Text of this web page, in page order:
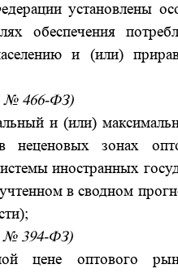
установлены
обеспечения
и (или)
№ 466-ФЗ)
и (или)
неценовых зонах
иностранных
в сводном
№ 394-ФЗ)
цене оптового